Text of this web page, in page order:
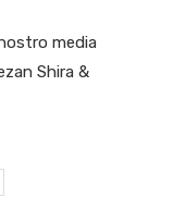
media
Shira &